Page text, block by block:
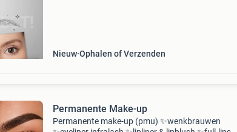
Nieuw Ophalen of Verzenden
Permanente Make-up
Permanente make-up (pmu) ✨️wenkbrauwen